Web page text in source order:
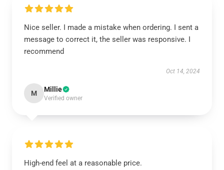
Nice seller. I made a mistake when ordering. I sent a
message to correct it, the seller was responsive. I
recommend
Oct 14, 2024
M Millie
Verified owner
High-end feel at a reasonable price.